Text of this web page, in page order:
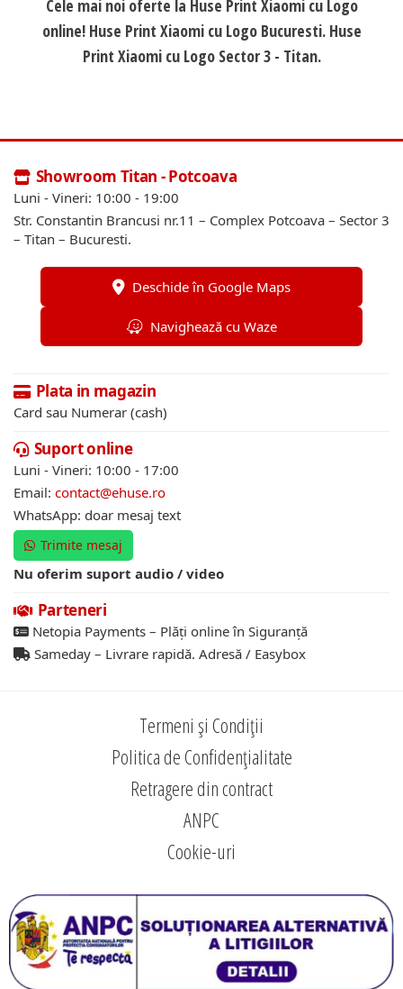
Cele mai noi oferte la Huse Print Xiaomi cu Logo
online! Huse Print Xiaomi cu Logo Bucuresti. Huse
Print Xiaomi cu Logo Sector 3 - Titan.
Showroom Titan - Potcoava
Luni - Vineri: 10:00 - 19:00
Str. Constantin Brancusi nr.11 – Complex Potcoava – Sector 3
– Titan – Bucuresti.
Deschide în Google Maps
Navighează cu Waze
Plata in magazin
Card sau Numerar (cash)
Suport online
Luni - Vineri: 10:00 - 17:00
Email: contact@ehuse.ro
WhatsApp: doar mesaj text
Trimite mesaj
Nu oferim suport audio / video
Parteneri
Netopia Payments – Plăți online în Siguranță
Sameday – Livrare rapidă. Adresă / Easybox
Termeni și Condiții
Politica de Confidențialitate
Retragere din contract
ANPC
Cookie-uri